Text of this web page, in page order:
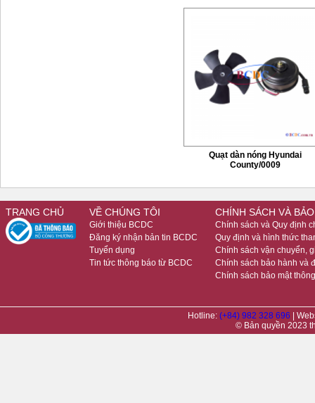
Quạt dàn nóng Hyundai
County/0009
TRANG CHỦ VỀ CHÚNG TÔI
Giới thiệu BCDC
Đăng ký nhận bản tin BCDC
Tuyển dụng
Tin tức thông báo từ BCDC
CHÍNH SÁCH VÀ
Chính sách và Quy định
Quy định và hình thức
Chính sách vận chuyển,
Chính sách bảo hành và
Chính sách bảo mật
Hotline: (+84) 982 328 696
|
© Bản quyền 2023